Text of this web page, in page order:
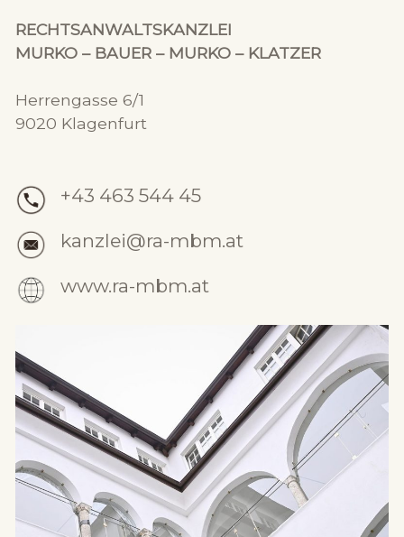
RECHTSANWALTSKANZLEI
MURKO – BAUER – MURKO – KLATZER
Herrengasse 6/1
9020 Klagenfurt
+43 463 544 45
kanzlei@ra-mbm.at
www.ra-mbm.at